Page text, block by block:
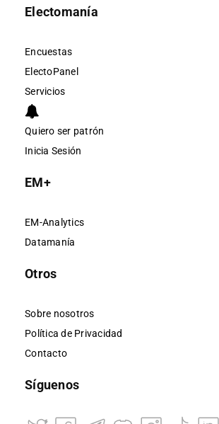
Electomanía
Encuestas
ElectoPanel
Servicios
Quiero ser patrón
Inicia Sesión
EM+
EM-Analytics
Datamanía
Otros
Sobre nosotros
Política de Privacidad
Contacto
Síguenos